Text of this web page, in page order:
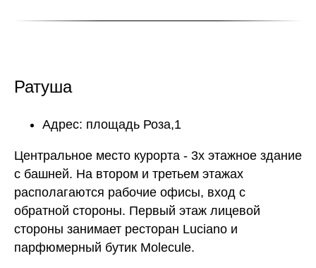
Ратуша
Адрес: площадь Роза,1
Центральное место курорта - 3х этажное здание
с башней. На втором и третьем этажах
располагаются рабочие офисы, вход с
обратной стороны. Первый этаж лицевой
стороны занимает ресторан Luciano и
парфюмерный бутик Molecule.